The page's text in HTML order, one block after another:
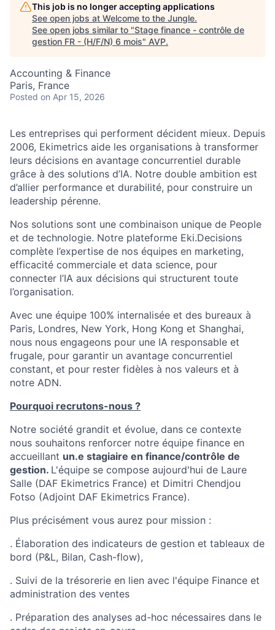
This job is no longer accepting applications
See open jobs at Welcome to the Jungle.
See open jobs similar to "Stage finance - contrôle de
gestion FR - (H/F/N) 6 mois" AVP.
Accounting & Finance
Paris, France
Posted on Apr 15, 2026
Les entreprises qui performent décident mieux. Depuis
2006, Ekimetrics aide les organisations à transformer
leurs décisions en avantage concurrentiel durable
grâce à des solutions d’IA. Notre double ambition est
d’allier performance et durabilité, pour construire un
leadership pérenne.
Nos solutions sont une combinaison unique de People
et de technologie. Notre plateforme Eki.Decisions
complète l’expertise de nos équipes en marketing,
efficacité commerciale et data science, pour
connecter l’IA aux décisions qui structurent toute
l’organisation.
Avec une équipe 100% internalisée et des bureaux à
Paris, Londres, New York, Hong Kong et Shanghai,
nous nous engageons pour une IA responsable et
frugale, pour garantir un avantage concurrentiel
constant, et pour rester fidèles à nos valeurs et à
notre ADN.
Pourquoi recrutons-nous ?
Notre société grandit et évolue, dans ce contexte
nous souhaitons renforcer notre équipe finance en
accueillant un.e stagiaire en finance/contrôle de
gestion. L'équipe se compose aujourd'hui de Laure
Salle (DAF Ekimetrics France) et Dimitri Chendjou
Fotso (Adjoint DAF Ekimetrics France).
Plus précisément vous aurez pour mission :
. Élaboration des indicateurs de gestion et tableaux de
bord (P&L, Bilan, Cash-flow),
. Suivi de la trésorerie en lien avec l'équipe Finance et
administration des ventes
. Préparation des analyses ad-hoc nécessaires dans le